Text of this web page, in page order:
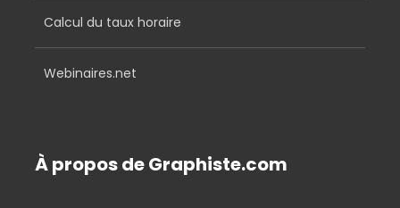
Calcul du taux horaire
Webinaires.net
À propos de Graphiste.com